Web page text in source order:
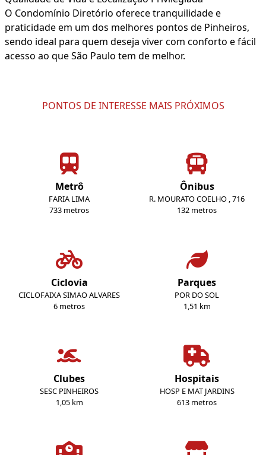
O Condomínio Diretório oferece tranquilidade e
praticidade em um dos melhores pontos de Pinheiros,
sendo ideal para quem deseja viver com conforto e fácil
acesso ao que São Paulo tem de melhor.
PONTOS DE INTERESSE MAIS PRÓXIMOS
Metrô
FARIA LIMA
733 metros
Ônibus
R. MOURATO COELHO , 716
132 metros
Ciclovia
CICLOFAIXA SIMAO ALVARES
6 metros
Parques
POR DO SOL
1,51 km
Clubes
SESC PINHEIROS
1,05 km
Hospitais
HOSP E MAT JARDINS
613 metros